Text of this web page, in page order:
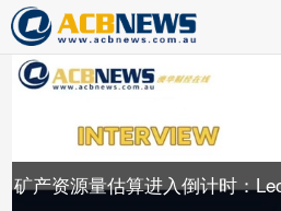
矿产资源量估算进入倒计时：